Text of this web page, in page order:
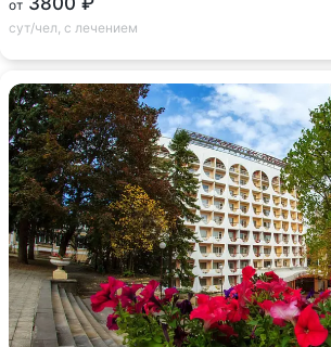
от
сут/чел, с лечением